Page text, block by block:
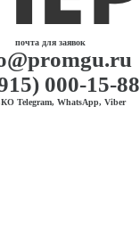
почта для заявок
000-15-88
Telegram, WhatsApp, Viber